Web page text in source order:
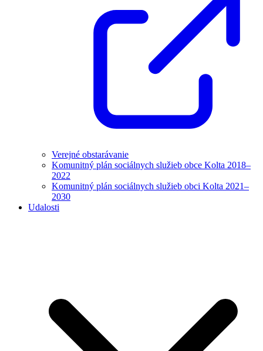
Verejné obstarávanie
Komunitný plán sociálnych služieb obce Kolta 2018–
2022
Komunitný plán sociálnych služieb obci Kolta 2021–
2030
Udalosti